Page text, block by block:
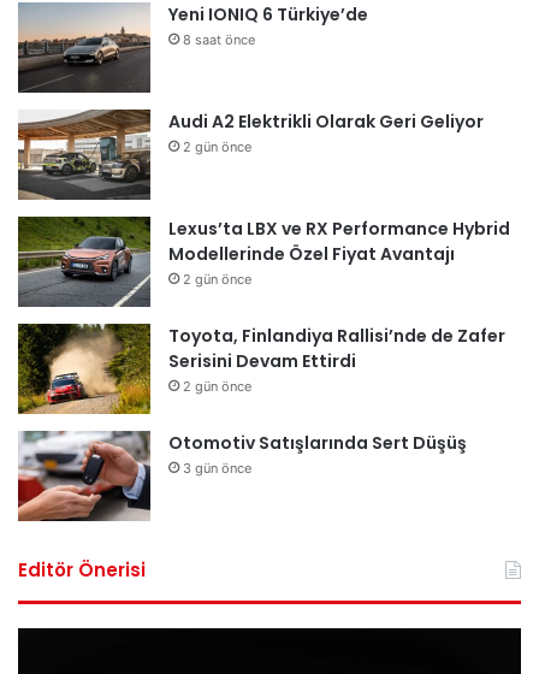
Yeni IONIQ 6 Türkiye’de
8 saat önce
Audi A2 Elektrikli Olarak Geri Geliyor
2 gün önce
Lexus’ta LBX ve RX Performance Hybrid
Modellerinde Özel Fiyat Avantajı
2 gün önce
Toyota, Finlandiya Rallisi’nde de Zafer
Serisini Devam Ettirdi
2 gün önce
Otomotiv Satışlarında Sert Düşüş
3 gün önce
Editör Önerisi